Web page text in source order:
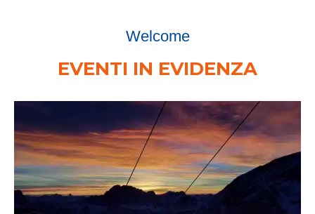
Welcome
EVENTI IN EVIDENZA